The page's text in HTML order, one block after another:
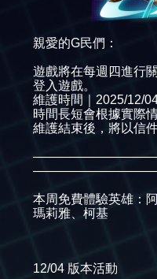
親愛的G民們：
遊戲將在每週四進行
登入遊戲。
維護時間｜2025/12/
時間長短會根據實際
維護結束後，將以信
本周免費體驗英雄：
瑪莉雅、柯基
12/04 版本活動